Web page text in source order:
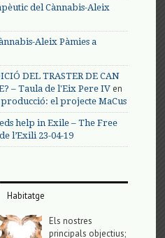
del Cànnabis-Aleix
Aleix Pàmies a
DEL TRASTER DE CAN
– Taula de l'Eix Pere IV en
el projecte MaCus
help in Exile – The Free
l’Exili 23-04-19
Habitatge
Els nostres
principals objectius;